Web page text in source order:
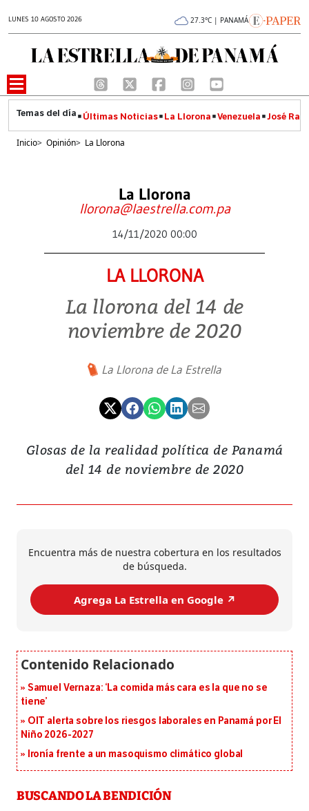
LUNES 10 AGOSTO 2026 27.3°C | PANAMÁ
Últimas Noticias La Llorona Venezuela José
Inicio> Opinión> La Llorona
La Llorona
llorona@laestrella.com.pa
14/11/2020 00:00
LA LLORONA
La llorona del 14 de
noviembre de 2020
La Llorona de La Estrella
Glosas de la realidad política de Panamá
del 14 de noviembre de 2020
Encuentra más de nuestra cobertura en los resultados
de búsqueda.
Agrega La Estrella en Google ↗️
Samuel Vernaza: ‘La comida más cara es la que no se
tiene’
OIT alerta sobre los riesgos laborales en Panamá por El
Niño 2026-2027
Ironía frente a un masoquismo climático global
BUSCANDO LA BENDICIÓN